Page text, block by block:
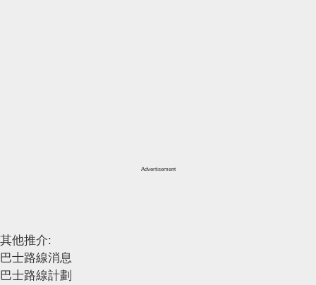
Advertisement
其他推介:
巴士路線消息
巴士路線計劃